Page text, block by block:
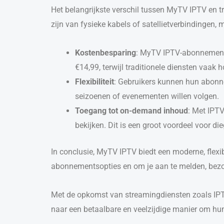
Het belangrijkste verschil tussen MyTV IPTV
zijn van fysieke kabels of satellietverbindingen,
Kostenbesparing: MyTV IPTV-
€14,99, terwijl traditionele diensten vaak
Flexibiliteit: Gebruikers kunnen hun
seizoenen of evenementen willen volgen.
Toegang tot on-demand inhoud: Met
bekijken. Dit is een groot voordeel voor
In conclusie, MyTV IPTV biedt een moderne,
abonnementsopties en om je aan te melden,
Met de opkomst van streamingdiensten zoals
naar een betaalbare en veelzijdige manier om